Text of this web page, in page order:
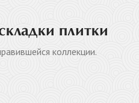
плитки
коллекции.